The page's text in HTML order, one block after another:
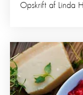
Opskrift af Linda